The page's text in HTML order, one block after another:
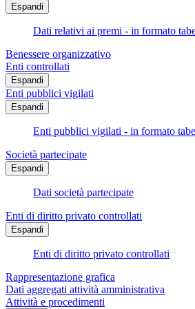
Espandi
Dati relativi ai premi - in formato
Benessere organizzativo
Enti controllati
Espandi
Enti pubblici vigilati
Espandi
Enti pubblici vigilati - in formato
Società partecipate
Espandi
Dati società partecipate
Enti di diritto privato controllati
Espandi
Enti di diritto privato controllati
Rappresentazione grafica
Dati aggregati attività amministrativa
Attività e procedimenti